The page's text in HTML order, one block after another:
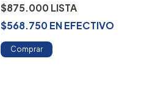
$875.000
$568.750ENEFECTIVO
Comprar